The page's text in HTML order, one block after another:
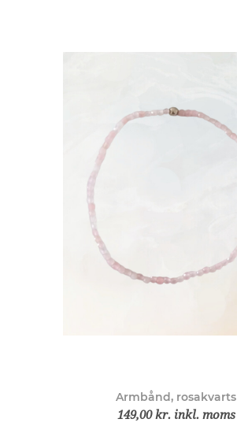
Armbånd, rosakvarts
149,00 kr. inkl. moms